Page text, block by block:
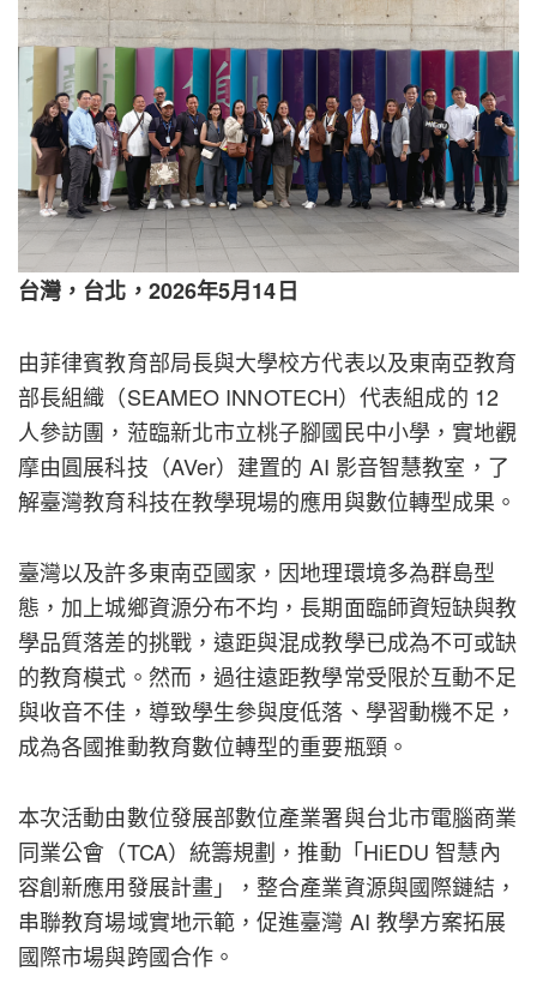
台灣，台北，2026年5月14日
由菲律賓教育部局長與大學校方代表以及東南亞教育
部長組織（SEAMEO INNOTECH）代表組成的 12
人參訪團，蒞臨新北市立桃子腳國民中小學，實地觀
摩由圓展科技（AVer）建置的 AI 影音智慧教室，了
解臺灣教育科技在教學現場的應用與數位轉型成果。
臺灣以及許多東南亞國家，因地理環境多為群島型
態，加上城鄉資源分布不均，長期面臨師資短缺與教
學品質落差的挑戰，遠距與混成教學已成為不可或缺
的教育模式。然而，過往遠距教學常受限於互動不足
與收音不佳，導致學生參與度低落、學習動機不足，
成為各國推動教育數位轉型的重要瓶頸。
本次活動由數位發展部數位產業署與台北市電腦商業
同業公會（TCA）統籌規劃，推動「HiEDU 智慧內
容創新應用發展計畫」，整合產業資源與國際鏈結，
串聯教育場域實地示範，促進臺灣 AI 教學方案拓展
國際市場與跨國合作。